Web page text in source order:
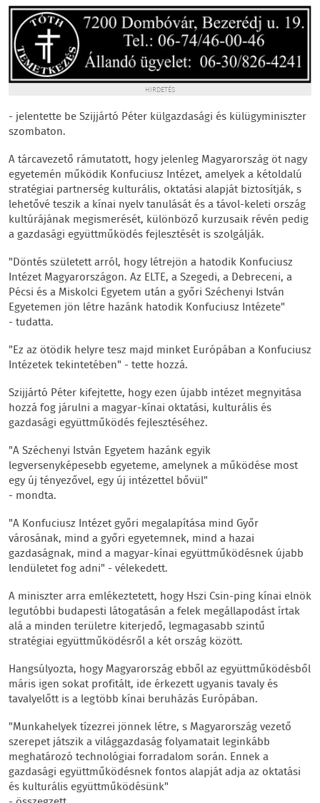
HIRDETÉS
- jelentette be Szijjártó Péter külgazdasági és külügyminiszter
szombaton.
A tárcavezető rámutatott, hogy jelenleg Magyarország öt nagy
egyetemén működik Konfuciusz Intézet, amelyek a kétoldalú
stratégiai partnerség kulturális, oktatási alapját biztosítják, s
lehetővé teszik a kínai nyelv tanulását és a távol-keleti ország
kultúrájának megismerését, különböző kurzusaik révén pedig
a gazdasági együttműködés fejlesztését is szolgálják.
"Döntés született arról, hogy létrejön a hatodik Konfuciusz
Intézet Magyarországon. Az ELTE, a Szegedi, a Debreceni, a
Pécsi és a Miskolci Egyetem után a győri Széchenyi István
Egyetemen jön létre hazánk hatodik Konfuciusz Intézete"
- tudatta.
"Ez az ötödik helyre tesz majd minket Európában a Konfuciusz
Intézetek tekintetében" - tette hozzá.
Szijjártó Péter kifejtette, hogy ezen újabb intézet megnyitása
hozzá fog járulni a magyar-kínai oktatási, kulturális és
gazdasági együttműködés fejlesztéséhez.
"A Széchenyi István Egyetem hazánk egyik
legversenyképesebb egyeteme, amelynek a működése most
egy új tényezővel, egy új intézettel bővül"
- mondta.
"A Konfuciusz Intézet győri megalapítása mind Győr
városának, mind a győri egyetemnek, mind a hazai
gazdaságnak, mind a magyar-kínai együttműködésnek újabb
lendületet fog adni" - vélekedett.
A miniszter arra emlékeztetett, hogy Hszi Csin-ping kínai elnök
legutóbbi budapesti látogatásán a felek megállapodást írtak
alá a minden területre kiterjedő, legmagasabb szintű
stratégiai együttműködésről a két ország között.
Hangsúlyozta, hogy Magyarország ebből az együttműködésből
máris igen sokat profitált, ide érkezett ugyanis tavaly és
tavalyelőtt is a legtöbb kínai beruházás Európában.
"Munkahelyek tízezrei jönnek létre, s Magyarország vezető
szerepet játszik a világgazdaság folyamatait leginkább
meghatározó technológiai forradalom során. Ennek a
gazdasági együttműködésnek fontos alapját adja az oktatási
és kulturális együttműködésünk"